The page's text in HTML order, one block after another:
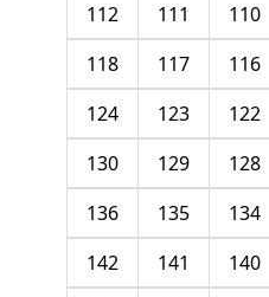
110
111
112
116
117
118
122
123
124
128
129
130
134
135
136
140
141
142